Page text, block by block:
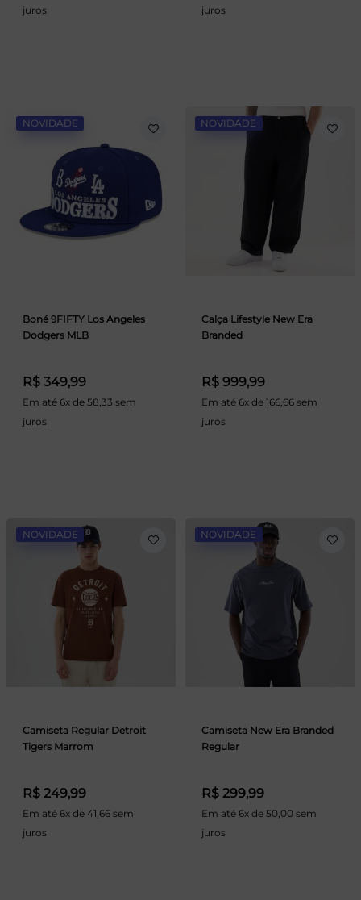
juros
juros
NOVIDADE
Boné 9FIFTY Los Angeles
Dodgers MLB
R$ 349,99
Em até 6x de 58,33 sem
juros
NOVIDADE
Calça Lifestyle New Era
Branded
R$ 999,99
Em até 6x de 166,66 sem
juros
NOVIDADE
Camiseta Regular Detroit
Tigers Marrom
R$ 249,99
Em até 6x de 41,66 sem
juros
NOVIDADE
Camiseta New Era Branded
Regular
R$ 299,99
Em até 6x de 50,00 sem
juros